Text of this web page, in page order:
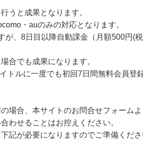
うと成果となります。
・auのみの対応となります。
、8日目以降自動課金（月額500円(
合でも成果になります。
トルに一度でも初回7日間無料会員登
場合、本サイトのお問合せフォームよ
わせることはお控えください。
記が必要になりますのでご準備くださ